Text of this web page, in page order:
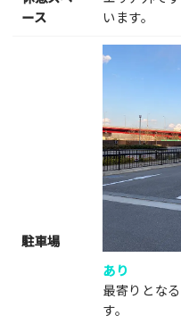
ース
います。
駐車場
あり
最寄りとな
す。